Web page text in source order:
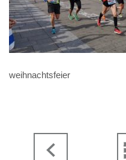
weihnachtsfeier